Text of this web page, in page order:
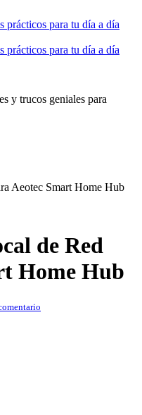
y trucos geniales para
Aeotec Smart Home Hub
de Red
Home Hub